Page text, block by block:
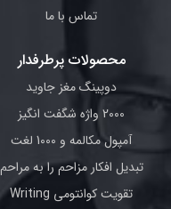
تماس با ما
محصولات پرطرفدار
دوپینگ مغز جاوید
2000 واژه شگفت انگیز
آمپول مکالمه و 1000 لغت
تبدیل افکار مزاحم را به مراحم
تقویت کوانتومی Writing